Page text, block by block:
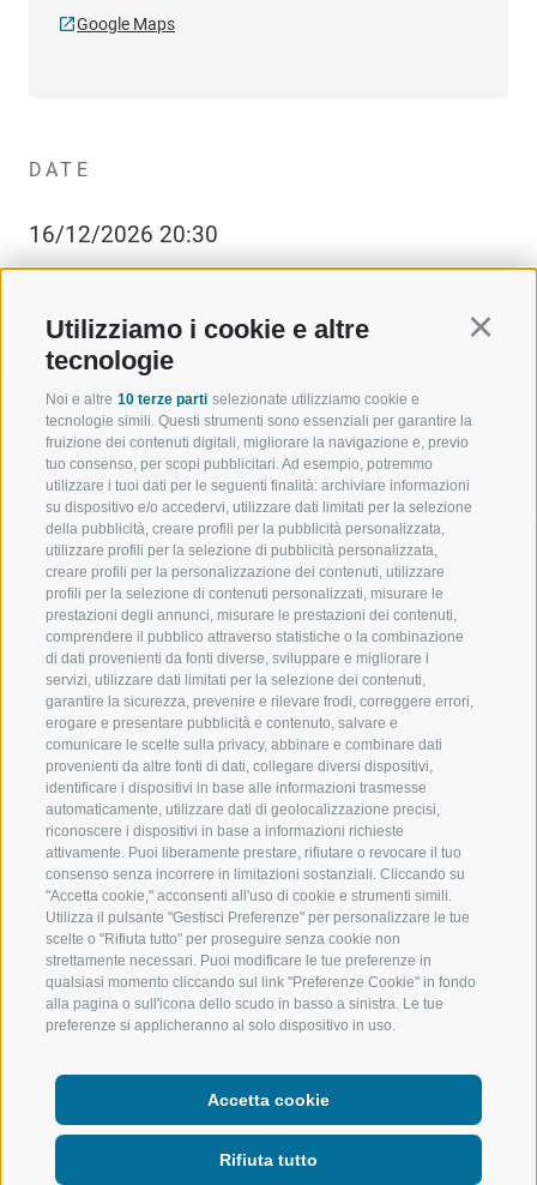
Utilizziamo i cookie e altre
tecnologie
Noi e altre 10 terze parti selezionate utilizziamo cookie e
tecnologie simili. Questi strumenti sono essenziali per garantire la
fruizione dei contenuti digitali, migliorare la navigazione e, previo
tuo consenso, per scopi pubblicitari. Ad esempio, potremmo
utilizzare i tuoi dati per le seguenti finalità: archiviare informazioni
su dispositivo e/o accedervi, utilizzare dati limitati per la selezione
della pubblicità, creare profili per la pubblicità personalizzata,
utilizzare profili per la selezione di pubblicità personalizzata,
creare profili per la personalizzazione dei contenuti, utilizzare
profili per la selezione di contenuti personalizzati, misurare le
prestazioni degli annunci, misurare le prestazioni dei contenuti,
comprendere il pubblico attraverso statistiche o la combinazione
di dati provenienti da fonti diverse, sviluppare e migliorare i
servizi, utilizzare dati limitati per la selezione dei contenuti,
garantire la sicurezza, prevenire e rilevare frodi, correggere errori,
erogare e presentare pubblicità e contenuto, salvare e
comunicare le scelte sulla privacy, abbinare e combinare dati
provenienti da altre fonti di dati, collegare diversi dispositivi,
identificare i dispositivi in base alle informazioni trasmesse
automaticamente, utilizzare dati di geolocalizzazione precisi,
riconoscere i dispositivi in base a informazioni richieste
attivamente. Puoi liberamente prestare, rifiutare o revocare il tuo
consenso senza incorrere in limitazioni sostanziali. Cliccando su
"Accetta cookie," acconsenti all'uso di cookie e strumenti simili.
Utilizza il pulsante "Gestisci Preferenze" per personalizzare le tue
scelte o "Rifiuta tutto" per proseguire senza cookie non
strettamente necessari. Puoi modificare le tue preferenze in
qualsiasi momento cliccando sul link "Preferenze Cookie" in fondo
alla pagina o sull'icona dello scudo in basso a sinistra. Le tue
preferenze si applicheranno al solo dispositivo in uso.
Accetta cookie
Rifiuta tutto
Google Maps
DATE
16/12/2026 20:30
BENVENUTI NELLA REGIONE
TURISTICA DI RACINES
VAL GIOVO
VAL RACINES
VAL RIDANNA
IMPIANTI DI RISALITA
SCUOLA DI SCI RACINES
LUISL'S SKI SCHOOL A RACINES
SPORT E
MOMENTI
SCIARE
ESCURSIONI
ALTA
BIKE
FONDO
ACQUA DA
SEGUICI SUI SOCIAL